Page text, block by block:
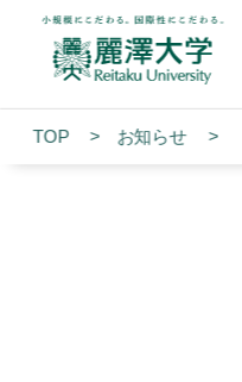
TOP お知らせ